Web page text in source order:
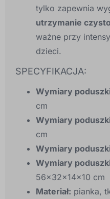
tylko zapewnia
utrzymanie
ważne przy
dzieci.
SPECYFIKACJA:
Wymiary
cm
Wymiary
cm
Wymiary poduszki
Wymiary
56x32x14x10 cm
Materiał: pianka,